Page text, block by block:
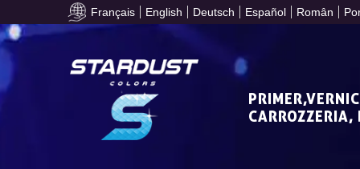
Français English Deutsch Español Român